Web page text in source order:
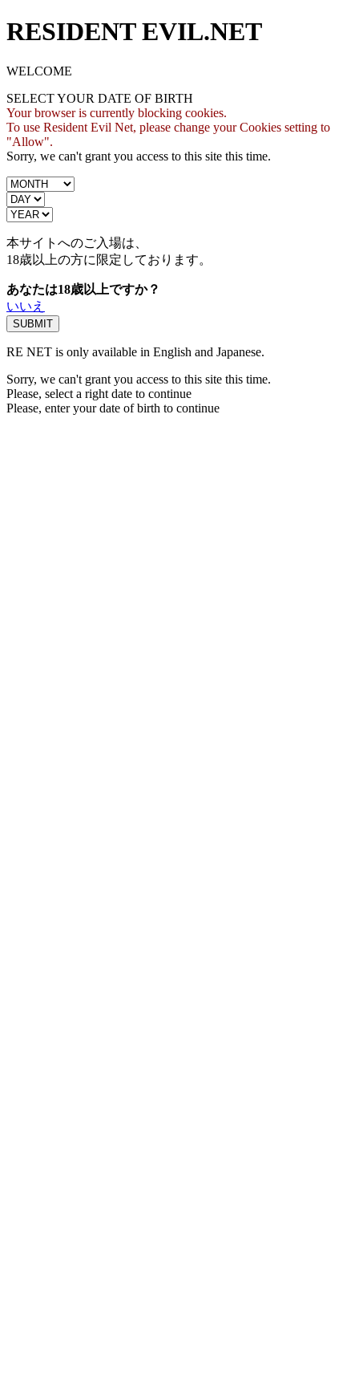
RESIDENT EVIL.NET
WELCOME
SELECT YOUR DATE OF BIRTH
Your browser is currently blocking cookies.
To use Resident Evil Net, please change your Cookies setting to
"Allow".
Sorry, we can't grant you access to this site this time.
本サイトへのご入場は、
18歳以上の方に限定しております。
あなたは18歳以上ですか？
いいえ
RE NET is only available in English and Japanese.
Sorry, we can't grant you access to this site this time.
Please, select a right date to continue
Please, enter your date of birth to continue